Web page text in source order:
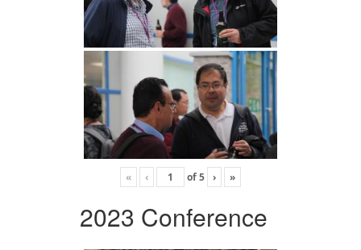
« ‹ of5 › »
2023 Conference